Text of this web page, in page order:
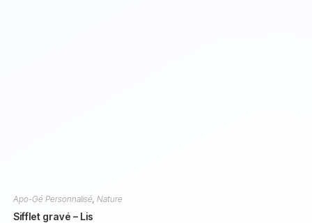
Apo-Gé Personnalisé, Nature
Sifflet gravé – Lis